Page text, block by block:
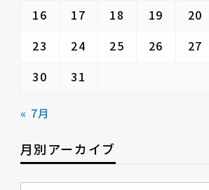
16
17 18 19 20
23
24 25 26 27
30
31
« 7月
月別アーカイブ